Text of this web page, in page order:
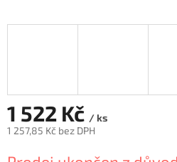
1 522 Kč / ks
1 257,85 Kč bez DPH